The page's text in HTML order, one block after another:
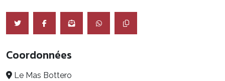
Coordonnées
Le Mas Bottero